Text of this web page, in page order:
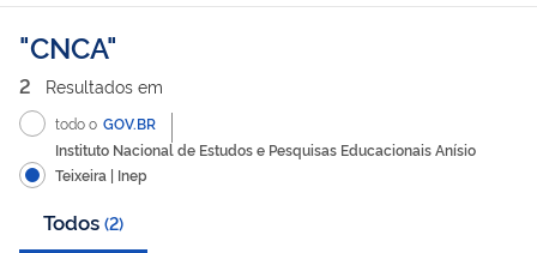
Busca
CNCA
2 Resultados em
todo o GOV.BR
Instituto Nacional de Estudos e Pesquisas Educacionais Anísio
Teixeira | Inep
Todos (2)